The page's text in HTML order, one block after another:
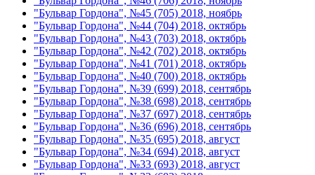
"Бульвар Гордона", №45 (705) 2018, ноябрь
"Бульвар Гордона", №44 (704) 2018, октябрь
"Бульвар Гордона", №43 (703) 2018, октябрь
"Бульвар Гордона", №42 (702) 2018, октябрь
"Бульвар Гордона", №41 (701) 2018, октябрь
"Бульвар Гордона", №40 (700) 2018, октябрь
"Бульвар Гордона", №39 (699) 2018, сентябрь
"Бульвар Гордона", №38 (698) 2018, сентябрь
"Бульвар Гордона", №37 (697) 2018, сентябрь
"Бульвар Гордона", №36 (696) 2018, сентябрь
"Бульвар Гордона", №35 (695) 2018, август
"Бульвар Гордона", №34 (694) 2018, август
"Бульвар Гордона", №33 (693) 2018, август